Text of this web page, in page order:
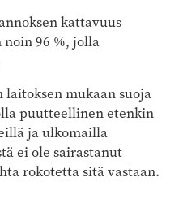
kattavuus
noin 96 %, jolla
mukaan suoja
puutteellinen etenkin
ja ulkomailla
ei ole sairastanut
rokotetta sitä vastaan.